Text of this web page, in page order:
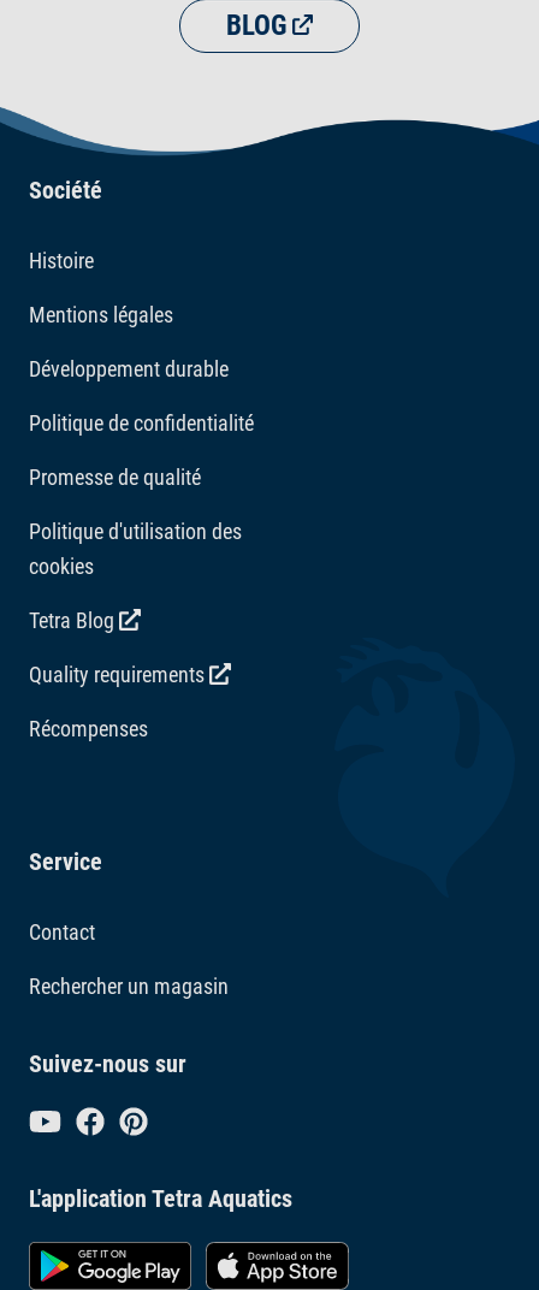
BLOG
Société
Histoire
Mentions légales
Développement durable
Politique de confidentialité
Promesse de qualité
Politique d'utilisation des
cookies
Tetra Blog
Quality requirements
Récompenses
Service
Contact
Rechercher un magasin
Suivez-nous sur
L'application Tetra Aquatics